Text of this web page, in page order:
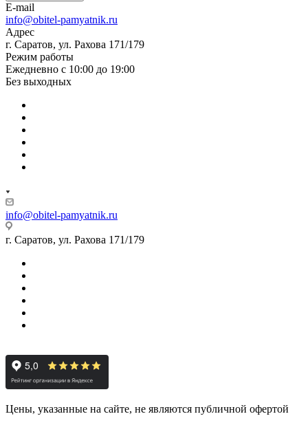
E-mail
info@obitel-pamyatnik.ru
Адрес
г. Саратов, ул. Рахова 171/179
Режим работы
Ежедневно с 10:00 до 19:00
Без выходных
info@obitel-pamyatnik.ru
г. Саратов, ул. Рахова 171/179
Цены, указанные на сайте, не являются публичной офертой